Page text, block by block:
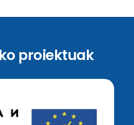
proiektuak